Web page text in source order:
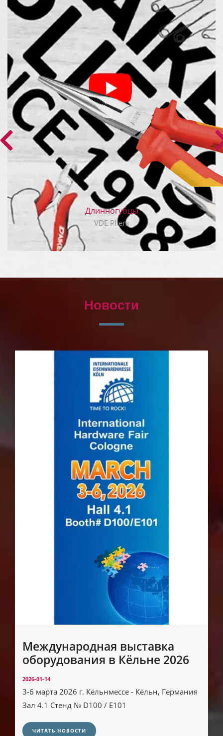
Длинногубцы
VDE Pliers
Новости
Международная выставка
оборудования в Кёльне 2026
2026-01-14
3-6 марта 2026 г. Кёльнмессе - Кёльн, Германия
Зал 4.1 Стенд № D100 / E101
ЧИТАТЬ НОВОСТИ